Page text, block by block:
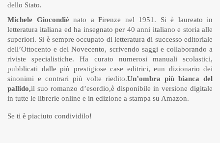
dello Stato.
Michele Giocondiè nato a Firenze nel 1951. Si è laureato in
letteratura italiana ed ha insegnato per 40 anni italiano e storia alle
superiori. Si è sempre occupato di letteratura di successo editoriale
dell’Ottocento e del Novecento, scrivendo saggi e collaborando a
riviste specialistiche. Ha curato numerosi manuali scolastici,
pubblicati dalle più prestigiose case editrici, eun dizionario dei
sinonimi e contrari più volte riedito.Un’ombra più bianca del
pallido,il suo romanzo d’esordio,è disponibile in versione digitale
in tutte le librerie online e in edizione a stampa su Amazon.
Se ti è piaciuto condividilo!